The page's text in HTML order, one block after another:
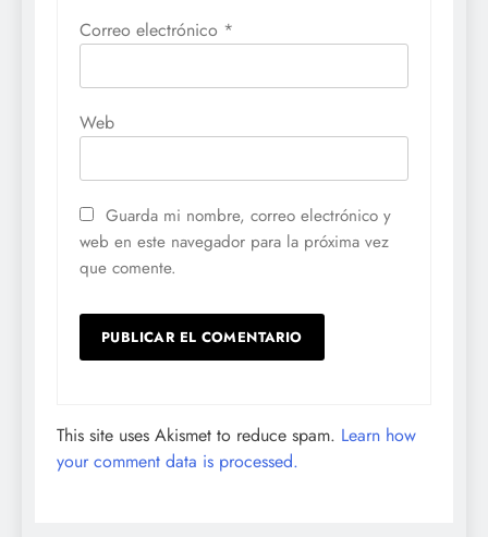
Correo electrónico *
Web
Guarda mi nombre, correo electrónico y
web en este navegador para la próxima vez
que comente.
This site uses Akismet to reduce spam. Learn how
your comment data is processed.